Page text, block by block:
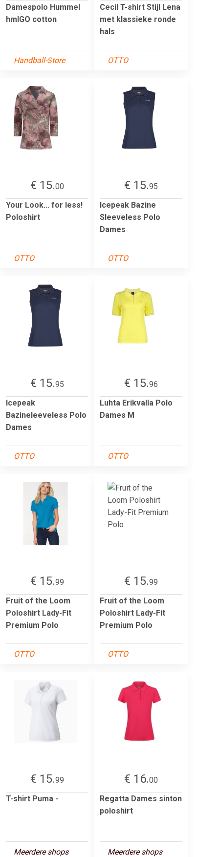
Damespolo Hummel
hmlGO cotton
Handball-Store
Cecil T-shirt Stijl Lena
met klassieke ronde
hals
OTTO
€ 15.00
Your Look... for less!
Poloshirt
OTTO
€ 15.95
Icepeak Bazine
Sleeveless Polo
Dames
OTTO
€ 15.95
Icepeak
Bazineleeveless Polo
Dames
OTTO
€ 15.96
Luhta Erikvalla Polo
Dames M
OTTO
€ 15.99
Fruit of the Loom
Poloshirt Lady-Fit
Premium Polo
OTTO
€ 15.99
Fruit of the Loom
Poloshirt Lady-Fit
Premium Polo
OTTO
€ 15.99
T-shirt Puma -
Meerdere shops
€ 16.00
Regatta Dames sinton
poloshirt
Meerdere shops